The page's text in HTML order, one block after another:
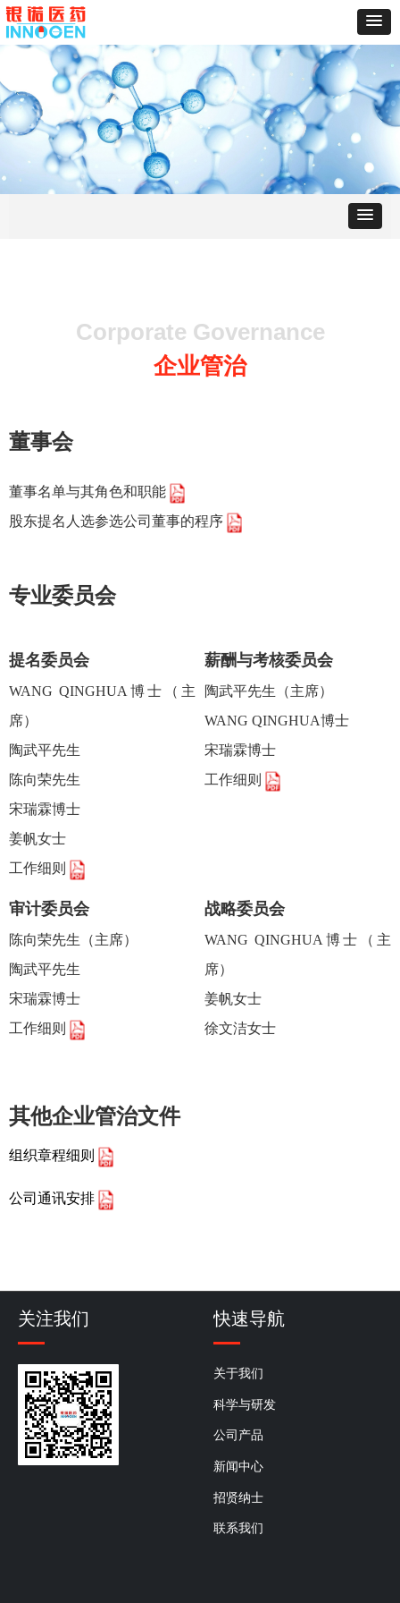
董事会
董事名单与其角色和职能
股东提名人选参选公司董事的程序
审计委员会
陈向荣先生（主席）
陶武平先生
宋瑞霖博士
工作细则
专业委员会
薪酬与考核委员会
陶武平先生（主席）
WANG QINGHUA博士
宋瑞霖博士
工作细则
提名委员会
WANG QINGHUA博士（主
席）
陶武平先生
陈向荣先生
宋瑞霖博士
姜帆女士
工作细则
战略委员会
WANG QINGHUA博士（主
席）
姜帆女士
徐文洁女士
其他企业管治文件
组织章程细则
Corporate Governance
企业管治
公司通讯安排
关注我们 快速导航
关于我们
科学与研发
公司产品
新闻中心
招贤纳士
联系我们